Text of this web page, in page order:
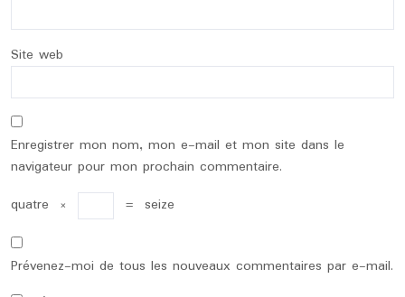
Site web
Enregistrer mon nom, mon e-mail et mon site dans le
navigateur pour mon prochain commentaire.
quatre × = seize
Prévenez-moi de tous les nouveaux commentaires par e-mail.